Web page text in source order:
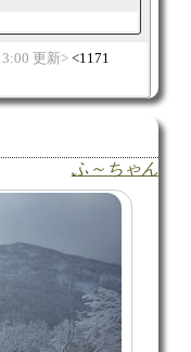
更新
1171
ふ～ちゃん